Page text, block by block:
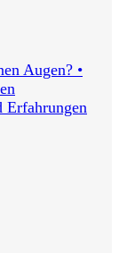
Augen? •
Erfahrungen